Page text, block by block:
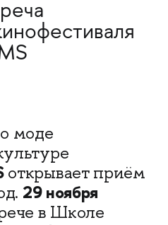
моде
открывает приём
29 ноября
в Школе